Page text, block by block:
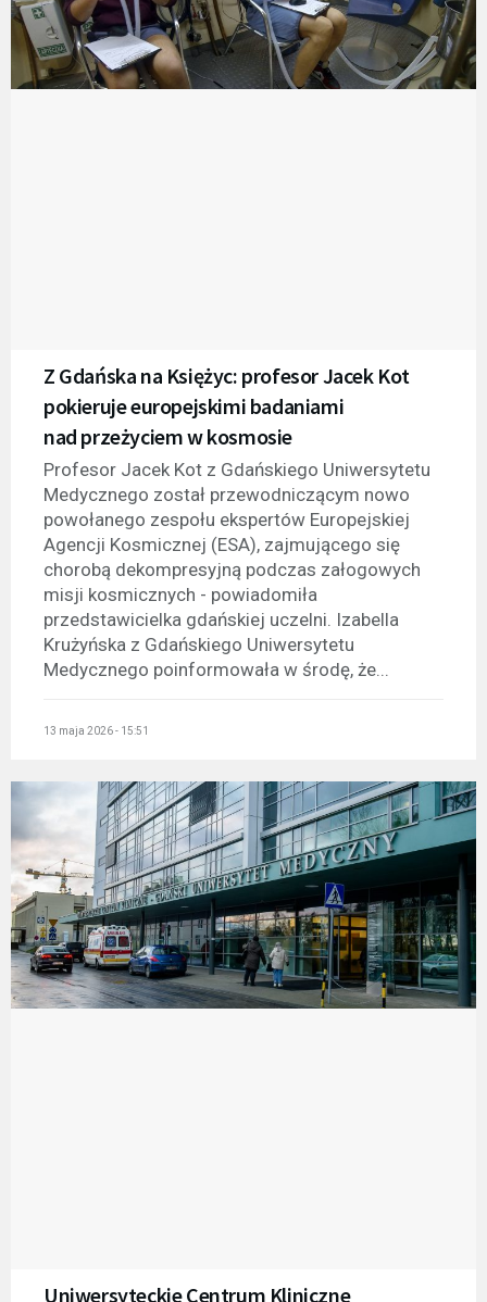
Z Gdańska na Księżyc: profesor Jacek Kot
pokieruje europejskimi badaniami
nad przeżyciem w kosmosie
Profesor Jacek Kot z Gdańskiego Uniwersytetu
Medycznego został przewodniczącym nowo
powołanego zespołu ekspertów Europejskiej
Agencji Kosmicznej (ESA), zajmującego się
chorobą dekompresyjną podczas załogowych
misji kosmicznych - powiadomiła
przedstawicielka gdańskiej uczelni. Izabella
Krużyńska z Gdańskiego Uniwersytetu
Medycznego poinformowała w środę, że...
13 maja 2026 - 15:51
Uniwersyteckie Centrum Kliniczne